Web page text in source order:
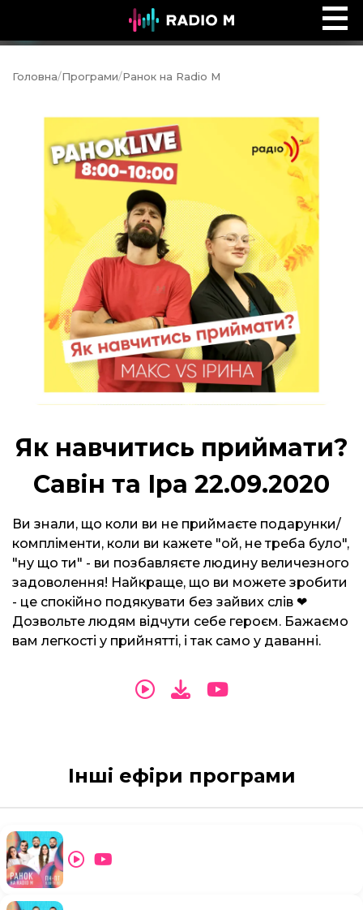
Ефір Radio M
Головна/Програми/Ранок на Radio M
Як навчитись приймати?
Савін та Іра 22.09.2020
Ви знали, що коли ви не приймаєте подарунки/
компліменти, коли ви кажете "ой, не треба було",
"ну що ти" - ви позбавляєте людину величезного
задоволення! Найкраще, що ви можете зробити
- це спокійно подякувати без зайвих слів ❤
Дозвольте людям відчути себе героєм. Бажаємо
вам легкості у прийнятті, і так само у даванні.
Інші ефіри програми